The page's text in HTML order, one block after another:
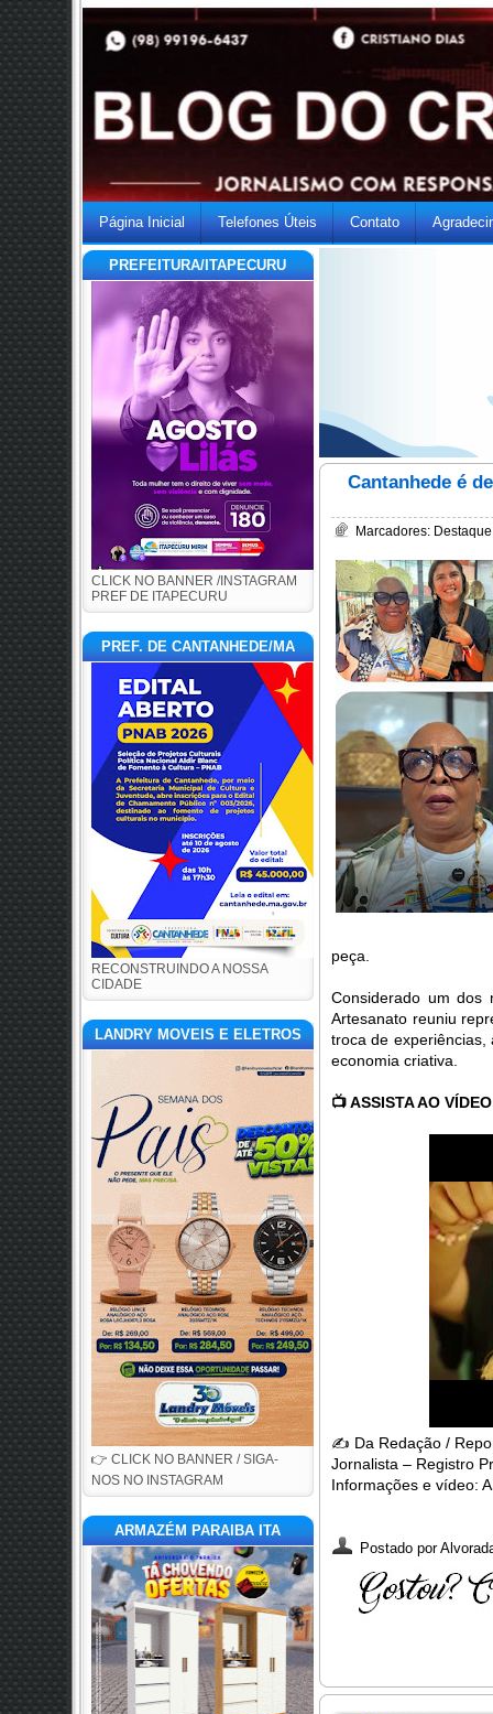
Página Inicial Telefones Úteis Contato
PREFEITURA/ITAPECURU
CLICK NO BANNER /INSTAGRAM
PREF DE ITAPECURU
PREF. DE CANTANHEDE/MA
RECONSTRUINDO A NOSSA
CIDADE
LANDRY MOVEIS E ELETROS
👉 CLICK NO BANNER / SIGA-
NOS NO INSTAGRAM
ARMAZÉM PARAIBA ITA
Cantanhede é
Marcadores:
peça.
Considerado um dos
Artesanato reuniu
troca de
economia criativa.
📺 ASSISTA AO VÍDEO
✍️ Da Redação /
Jornalista – Registro
Informações e vídeo:
Postado por